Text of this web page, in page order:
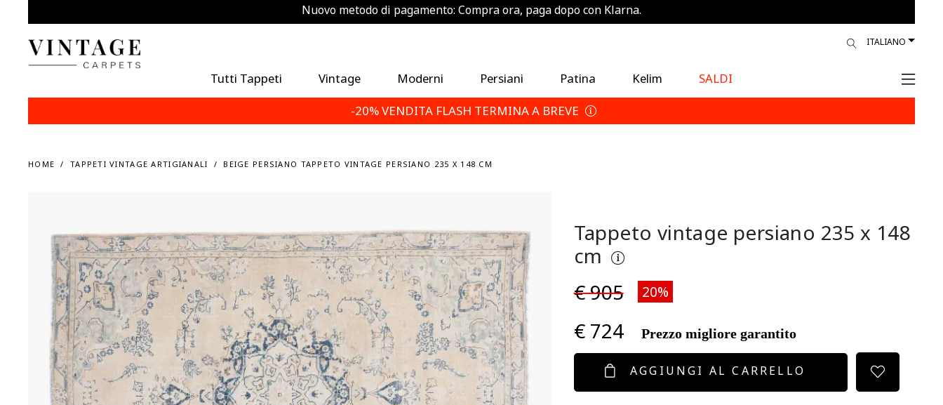
Risparmia un 5% extra — Scegli le tue condizioni di reso
Nuovo metodo di pagamento: Compra ora, paga dopo con Klarna.
ITALIANO
Tutti Tappeti Vintage Moderni Persiani Patina Kelim
SALDI
-20% VENDITA FLASH TERMINA A BREVE
HOME TAPPETI VINTAGE ARTIGIANALI BEIGE PERSIANO TAPPETO VINTAGE PERSIANO 235 X 148 CM
Tappeto vintage persiano 235 x 148
cm
€ 905
20%
€ 724 Prezzo migliore garantito
AGGIUNGI AL CARRELLO